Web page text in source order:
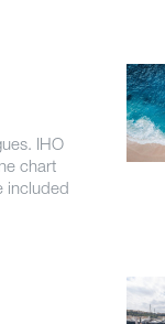
IHO
chart
included